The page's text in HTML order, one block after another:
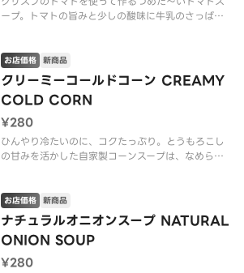
ープ。トマトの旨みと少しの酸味に牛乳のさっぱり
※アレルゲン情報はCRISP SALAD WORKSの公式
ウェブサイトでご確認ください。
※水分が出てしまうの
クリーミーコールドコーン CREAMY
COLD CORN
お店価格 新商品
¥280
ひんやり冷たいのに、コクたっぷり。とうもろこし
の甘みを活かした自家製コーンスープは、なめらか
プ！
※アレルゲン情報はCRISP SALAD WORKSの公式
ウェブサイ
ナチュラルオニオンスープ NATURAL
ONION SOUP
お店価格 新商品
¥280